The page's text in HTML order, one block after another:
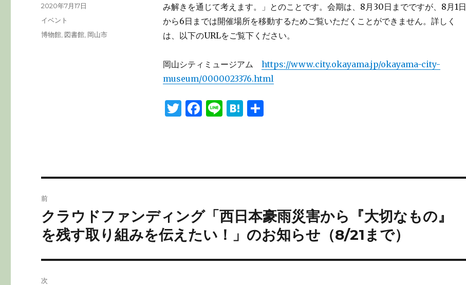
み解きを通じて考えます。」とのことです。会期は、8月30日までですが、8月1日
から6日までは開催場所を移動するためご覧いただくことができません。詳しく
は、以下のURLをご覧下ください。
岡山シティミュージアム https://www.city.okayama.jp/okayama-city-
museum/0000023376.html
T
r
F
b
o
Li H
a
共
投
稿
2020年7月17日
カ
テ
イベント
タ
博物館 図書館 岡山市
稿
ナ
ゲ
前
前
の
投
稿:
クラウドファンディング「西日本豪雨災害から『大切なもの』
を残す取り組みを伝えたい！」のお知らせ（8/21まで）
次